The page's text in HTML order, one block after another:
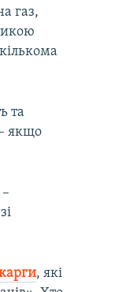
газ,
та
якщо
, які